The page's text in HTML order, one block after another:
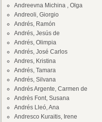
Andreevna Michina , Olga
Andreoli, Giorgio
Andrés, Ramón
Andrés, Jesús de
Andrés, Olimpia
Andrés, José Carlos
Andres, Kristina
Andrés, Tamara
Andrés, Silvana
Andrés Argente, Carmen de
Andrès Font, Susana
Andrés Lleó, Ana
Andresco Kuraitis, Irene